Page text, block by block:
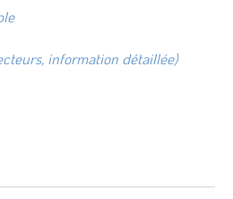
information détaillée)